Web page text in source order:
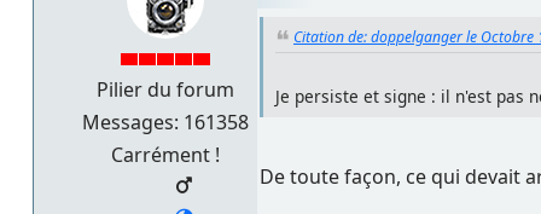
Pilier du forum
Messages: 161358
Carrément !
Citation de: doppelganger le Octobre
Je persiste et signe : il n'est pas
De toute façon, ce qui devait